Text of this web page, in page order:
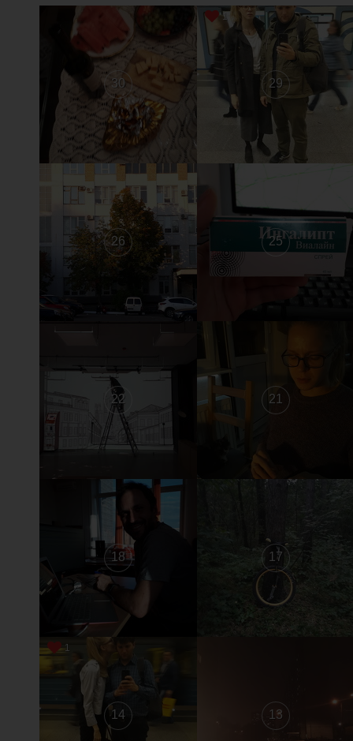
30 29
1
26 25
22 21
18 17
14
1
13